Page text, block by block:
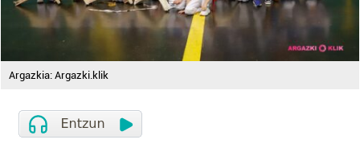
Argazkia: Argazki.klik